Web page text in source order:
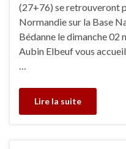
(27+76) se retrouveront
Normandie sur la Base
Bédanne le dimanche 02
Aubin Elbeuf vous
…
Lire la suite